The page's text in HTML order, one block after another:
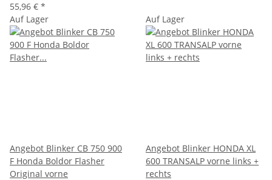
55,96 € *
Auf Lager
Angebot Blinker CB 750 900
F Honda Boldor Flasher
Original vorne
Auf Lager
Angebot Blinker HONDA XL
600 TRANSALP vorne links +
rechts